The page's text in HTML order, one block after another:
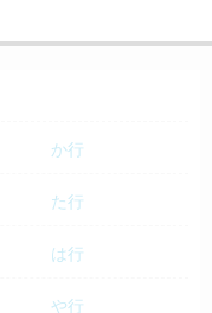
か行
た行
は行
や行